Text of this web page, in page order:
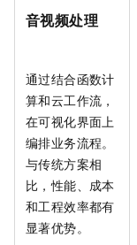
音视频处理
通过结合函数计
算和云工作流 ，
在可视化界面上
编排业务流程。
与传统方案相
比，性能、成本
和工程效率都有
显著优势。